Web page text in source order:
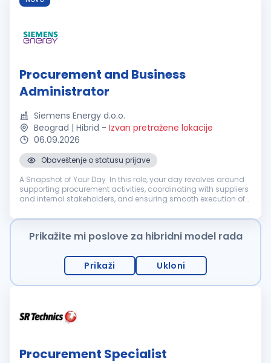
Procurement and Business
Administrator
Siemens Energy d.o.o.
Beograd | Hibrid - Izvan pretražene lokacije
06.09.2026
Obaveštenje o statusu prijave
A Snapshot of Your Day In this role, your day revolves around
supporting procurement activities, coordinating with suppliers
and internal stakeholders, and ensuring smooth execution of
proc...
Prikažite mi poslove za hibridni model rada
Prikaži Ukloni
Procurement Specialist